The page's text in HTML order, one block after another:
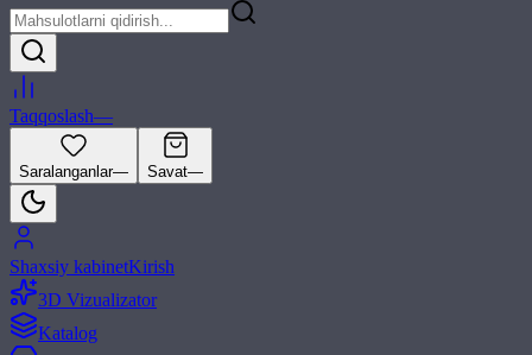
Taqqoslash—
Saralanganlar— Savat—
Shaxsiy kabinetKirish
3D Vizualizator
Katalog